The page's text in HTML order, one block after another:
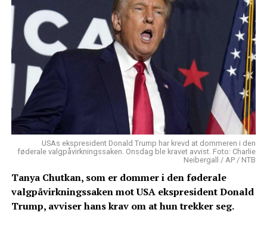
USAs ekspresident Donald Trump har krevd at dommeren i den
føderale valgpåvirkningssaken. Onsdag ble kravet avvist. Foto: Charlie
Neibergall / AP / NTB
Tanya Chutkan, som er dommer i den føderale
valgpåvirkningssaken mot USA ekspresident Donald
Trump, avviser hans krav om at hun trekker seg.